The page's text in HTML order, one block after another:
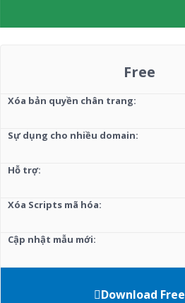
Free
Xóa bản quyền chân trang:
Sự dụng cho nhiều domain:
Hỗ trợ:
Xóa Scripts mã hóa:
Cập nhật mẫu mới:
Download Free